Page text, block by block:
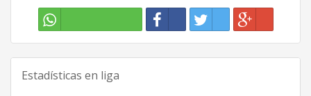
Estadísticas en liga